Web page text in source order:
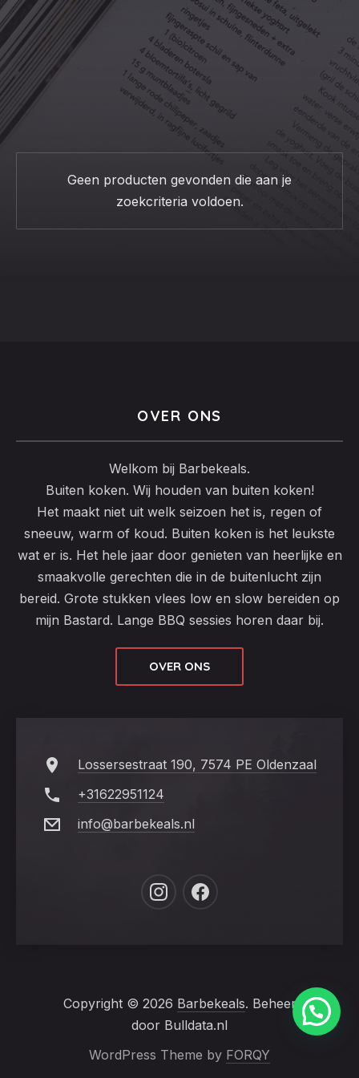
Geen producten gevonden die aan je
zoekcriteria voldoen.
OVER ONS
Welkom bij Barbekeals.
Buiten koken. Wij houden van buiten koken!
Het maakt niet uit welk seizoen het is, regen of
sneeuw, warm of koud. Buiten koken is het leukste
wat er is. Het hele jaar door genieten van heerlijke en
smaakvolle gerechten die in de buitenlucht zijn
bereid. Grote stukken vlees low en slow bereiden op
mijn Bastard. Lange BBQ sessies horen daar bij.
OVER ONS
Lossersestraat 190, 7574 PE Oldenzaal
+31622951124
info@barbekeals.nl
New
New
Copyright © 2026 Barbekeals. Beheer
door Bulldata.nl
WordPress Theme by FORQY